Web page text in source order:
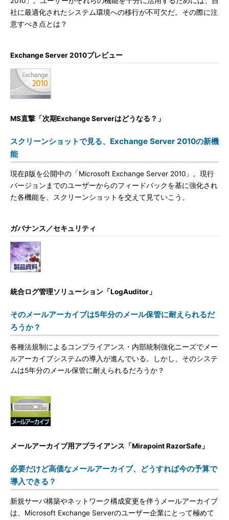
社に最適化されたシステム環境への移行が不可欠だ。その際に注
意すべき点とは？
Exchange Server 2010プレビュー
MS直撃「次期Exchange Serverはどうなる？」
スクリーンショットで見る、Exchange Server 2010の新機
能
現在β版を公開中の「Microsoft Exchange Server 2010」。現行
バージョンまでのユーザーからのフィードバックを基に強化され
た各機能を、スクリーンショットを交えて見ていこう。
ガバナンス／セキュリティ
統合ログ管理ソリューション「LogAuditor」
そのメールアーカイブは5年分のメール保管に耐えられるだ
ろうか？
各種法規制によるコンプライアンス・内部統制強化ニーズでメー
ルアーカイブシステムの導入が進んでいる。しかし、そのシステ
ムは5年分のメール保管に耐えられるだろうか？
メールアーカイブ用アプライアンス「Mirapoint RazorSafe」
必要だけど高価なメールアーカイブ、どうすれば今の予算で
導入できる？
新規サーバ構築やネットワーク構成変更を伴うメールアーカイブ
は、Microsoft Exchange Serverのユーザー企業にとって極めて